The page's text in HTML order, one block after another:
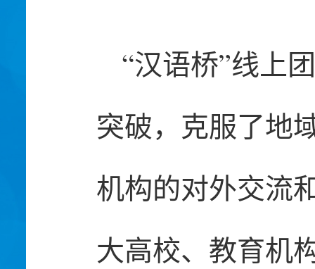
“汉语桥”线上
突破，克服了地
机构的对外交流
大高校、教育机